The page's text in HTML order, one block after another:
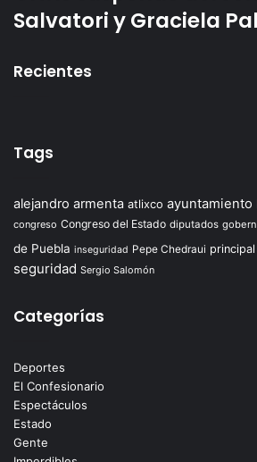
Salvatori y Graciela
Recientes
Tags
alejandro armenta atlixco ayuntamiento
congreso Congreso del Estado diputados
de Puebla inseguridad Pepe Chedraui principal
seguridad Sergio Salomón
Categorías
Deportes
El Confesionario
Espectáculos
Estado
Gente